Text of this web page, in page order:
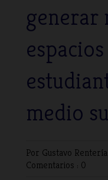
generar
medio
Por Gustavo Rentería
Comentarios : 0